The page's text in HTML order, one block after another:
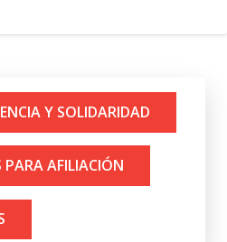
Y SOLIDARIDAD
PARA AFILIACIÓN